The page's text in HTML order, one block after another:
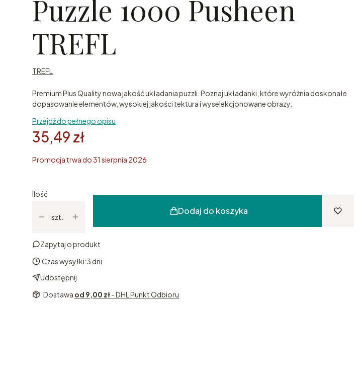
Puzzle 1000 Pusheen
TREFL
TREFL
Premium Plus Quality nowa jakość układania puzzli. Poznaj układanki, które wyróżnia doskonałe
dopasowanie elementów, wysokiej jakości tektura i wyselekcjonowane obrazy.
Przejdź do pełnego opisu
35,49 zł
Promocja trwa do 31 sierpnia 2026
Ilość
szt.
Dodaj do koszyka
Zapytaj o produkt
Czas wysyłki:3 dni
Udostępnij
Dostawa od 9,00 zł- DHL Punkt Odbioru